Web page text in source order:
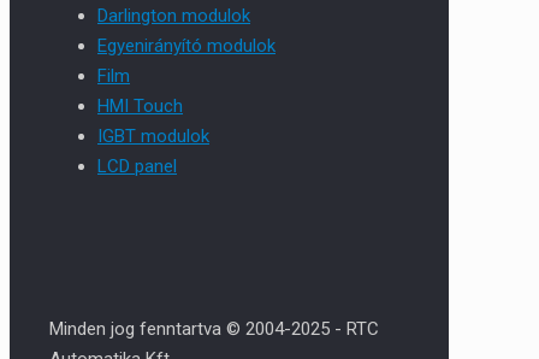
Darlington modulok
Egyenirányító modulok
Film
HMI Touch
IGBT modulok
LCD panel
Minden jog fenntartva © 2004-2025 - RTC